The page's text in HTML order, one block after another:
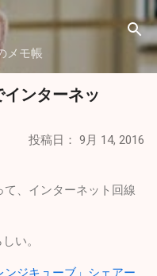
テンツに移動
メモ帳
ンターネッ
投稿日： 9月 14, 2016
、インターネット回線
い。
ンジキューブ」シェアー